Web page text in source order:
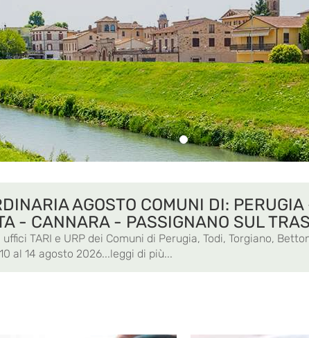
AGOSTO COMUNI DI:
- CANNARA - PASSIGNANO SUL
TARI e URP dei Comuni di Perugia, Todi, Torgiano,
al 14 agosto 2026...leggi di più...